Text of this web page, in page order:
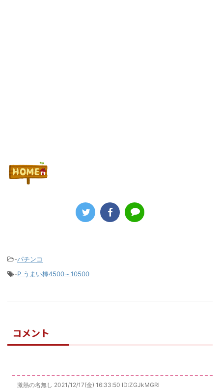
-パチンコ
-P うまい棒4500～10500
コメント
激熱の名無し 2021/12/17(金) 16:33:50 ID:ZGJkMGRl